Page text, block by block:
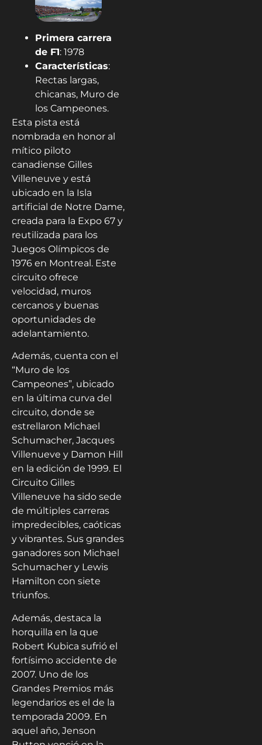
Primera carrera
de F1: 1978
Características:
Rectas largas,
chicanas, Muro de
los Campeones.
Esta pista está
nombrada en honor al
mítico piloto
canadiense Gilles
Villeneuve y está
ubicado en la Isla
artificial de Notre Dame,
creada para la Expo 67 y
reutilizada para los
Juegos Olímpicos de
1976 en Montreal. Este
circuito ofrece
velocidad, muros
cercanos y buenas
oportunidades de
adelantamiento.
Además, cuenta con el
“Muro de los
Campeones”, ubicado
en la última curva del
circuito, donde se
estrellaron Michael
Schumacher, Jacques
Villenueve y Damon Hill
en la edición de 1999. El
Circuito Gilles
Villeneuve ha sido sede
de múltiples carreras
impredecibles, caóticas
y vibrantes. Sus grandes
ganadores son Michael
Schumacher y Lewis
Hamilton con siete
triunfos.
Además, destaca la
horquilla en la que
Robert Kubica sufrió el
fortísimo accidente de
2007. Uno de los
Grandes Premios más
legendarios es el de la
temporada 2009. En
aquel año, Jenson